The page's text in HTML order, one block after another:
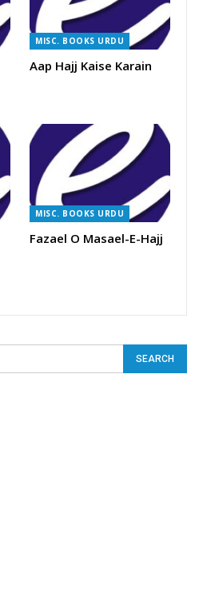
MISC. BOOKS URDU
Aap Hajj Kaise Karain
MISC. BOOKS URDU
Fazael O Masael-E-Hajj